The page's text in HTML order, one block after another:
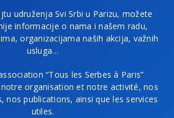
udruženja Svi Srbi u Parizu, možete
informacije o nama i našem radu,
organizacijama naših akcija, važnih
usluga…
“Tous les Serbes à Paris”
organisation et notre activité, nos
nos publications, ainsi que les services
utiles.